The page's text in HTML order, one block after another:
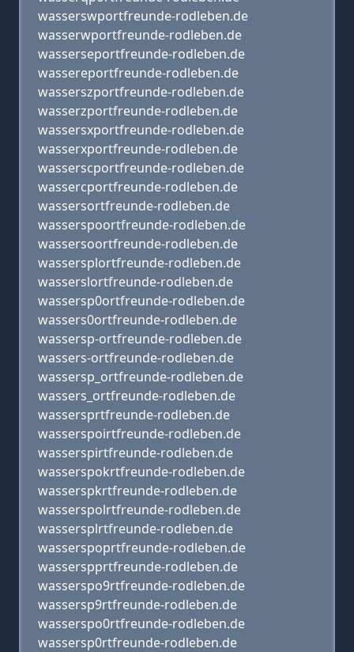
wasserswportfreunde-rodleben.de
wasserwportfreunde-rodleben.de
wasserseportfreunde-rodleben.de
wassereportfreunde-rodleben.de
wasserszportfreunde-rodleben.de
wasserzportfreunde-rodleben.de
wassersxportfreunde-rodleben.de
wasserxportfreunde-rodleben.de
wasserscportfreunde-rodleben.de
wassercportfreunde-rodleben.de
wassersortfreunde-rodleben.de
wasserspoortfreunde-rodleben.de
wassersoortfreunde-rodleben.de
wassersplortfreunde-rodleben.de
wasserslortfreunde-rodleben.de
wassersp0ortfreunde-rodleben.de
wassers0ortfreunde-rodleben.de
wassersp-ortfreunde-rodleben.de
wassers-ortfreunde-rodleben.de
wassersp_ortfreunde-rodleben.de
wassers_ortfreunde-rodleben.de
wassersprtfreunde-rodleben.de
wasserspoirtfreunde-rodleben.de
wasserspirtfreunde-rodleben.de
wasserspokrtfreunde-rodleben.de
wasserspkrtfreunde-rodleben.de
wasserspolrtfreunde-rodleben.de
wassersplrtfreunde-rodleben.de
wasserspoprtfreunde-rodleben.de
wasserspprtfreunde-rodleben.de
wasserspo9rtfreunde-rodleben.de
wassersp9rtfreunde-rodleben.de
wasserspo0rtfreunde-rodleben.de
wassersp0rtfreunde-rodleben.de